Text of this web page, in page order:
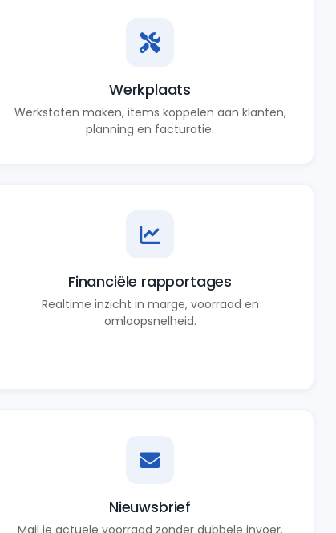
Werkplaats
Werkstaten maken, items koppelen aan klanten,
planning en facturatie.
Financiële rapportages
Realtime inzicht in marge, voorraad en
omloopsnelheid.
Nieuwsbrief